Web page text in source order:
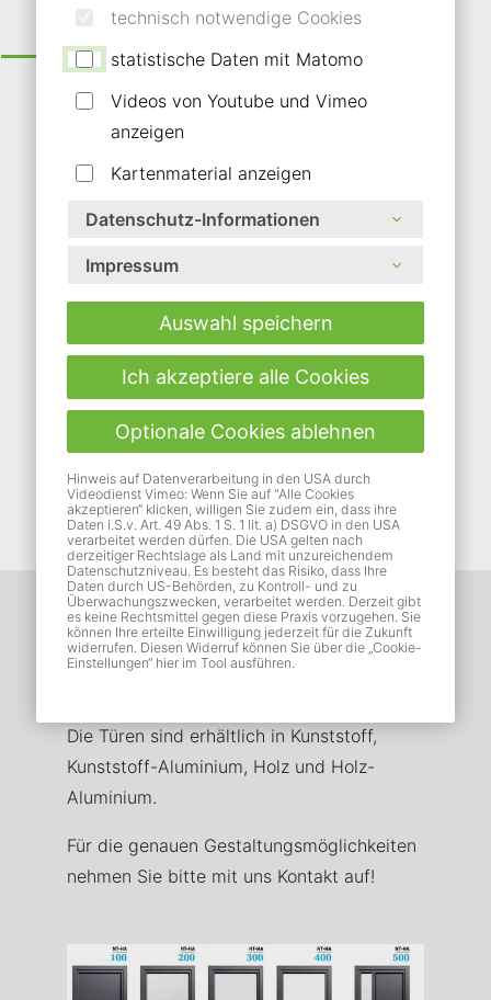
Nebeneingangstüren
Nebeneingangstüren werden täglich
genutzt – und müssen genauso zuverlässig
funktionieren wie die Haustür.
und Wärmedämmung, ohne Kompromisse
bei Optik und Ausstattung. Mit unseren
Lösungen, die technisch überzeugen und
sich gestalterisch in jede Architektur
einfügen.
Unsere Auswahl an Modellen
– passend für Ihr Zuhause!
Die Türen sind erhältlich in Kunststoff,
Kunststoff-Aluminium, Holz und Holz-
Aluminium.
Für die genauen Gestaltungsmöglichkeiten
nehmen Sie bitte mit uns Kontakt auf!
technisch notwendige Cookies
statistische Daten mit Matomo
Videos von Youtube und Vimeo
anzeigen
Kartenmaterial anzeigen
Datenschutz-Informationen
Impressum
Auswahl speichern
Ich akzeptiere alle Cookies
Optionale Cookies ablehnen
Hinweis auf Datenverarbeitung in den USA durch
Videodienst Vimeo: Wenn Sie auf "Alle Cookies
akzeptieren“ klicken, willigen Sie zudem ein, dass ihre
Daten i.S.v. Art. 49 Abs. 1 S. 1 lit. a) DSGVO in den USA
verarbeitet werden dürfen. Die USA gelten nach
derzeitiger Rechtslage als Land mit unzureichendem
Datenschutzniveau. Es besteht das Risiko, dass Ihre
Daten durch US-Behörden, zu Kontroll- und zu
Überwachungszwecken, verarbeitet werden. Derzeit gibt
es keine Rechtsmittel gegen diese Praxis vorzugehen. Sie
können Ihre erteilte Einwilligung jederzeit für die Zukunft
widerrufen. Diesen Widerruf können Sie über die „Cookie-
Einstellungen“ hier im Tool ausführen.